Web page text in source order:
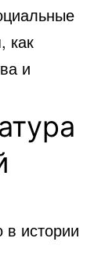
как
и
истории